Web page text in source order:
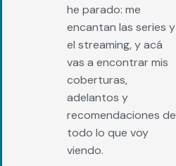
he parado: me
encantan las series y
el streaming, y acá
vas a encontrar mis
coberturas,
adelantos y
recomendaciones de
todo lo que voy
viendo.